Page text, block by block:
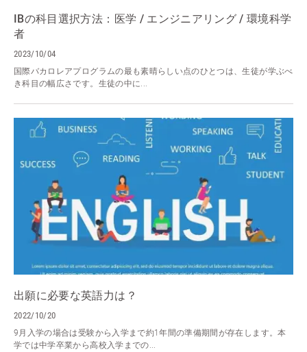
IBの科目選択方法：医学 / エンジニアリング / 環境科学
者
2023/10/04
国際バカロレアプログラムの最も素晴らしい点のひとつは、生徒が学ぶべ
き科目の幅広さです。生徒の中に...
出願に必要な英語力は？
2022/10/20
9月入学の場合は受験から入学まで約1年間の準備期間が存在します。本
学では中学卒業から高校入学までの...